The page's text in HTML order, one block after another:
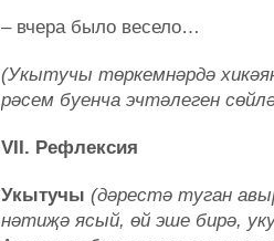
– вчера было весело…
(Укытучы төркемнәрдә
рәсем буенча эчтәлеген
VII. Рефлексия
Укытучы (дәрестә туган
нәтиҗә ясый, өй эше бирә,